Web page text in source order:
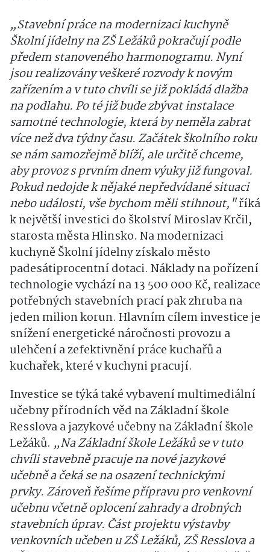
„Stavební práce na modernizaci kuchyně
Školní jídelny na ZŠ Ležáků pokračují podle
předem stanoveného harmonogramu. Nyní
jsou realizovány veškeré rozvody k novým
zařízením a v tuto chvíli se již pokládá dlažba
na podlahu. Po té již bude zbývat instalace
samotné technologie, která by neměla zabrat
více než dva týdny času. Začátek školního roku
se nám samozřejmě blíží, ale určitě chceme,
aby provoz s prvním dnem výuky již fungoval.
Pokud nedojde k nějaké nepředvídané situaci
nebo události, vše bychom měli stihnout,"říká
k největší investici do školství Miroslav Krčil,
starosta města Hlinsko. Na modernizaci
kuchyně Školní jídelny získalo město
padesátiprocentní dotaci. Náklady na pořízení
technologie vychází na 13 500 000 Kč, realizace
potřebných stavebních prací pak zhruba na
jeden milion korun. Hlavním cílem investice je
snížení energetické náročnosti provozu a
ulehčení a zefektivnění práce kuchařů a
kuchařek, které v kuchyni pracují.
Investice se týká také vybavení multimediální
učebny přírodních věd na Základní škole
Resslova a jazykové učebny na Základní škole
Ležáků. „Na Základní škole Ležáků se v tuto
chvíli stavebně pracuje na nové jazykové
učebně a čeká se na osazení technickými
prvky. Zároveň řešíme přípravu pro venkovní
učebnu včetně oplocení zahrady a drobných
stavebních úprav. Část projektu výstavby
venkovních učeben u ZŠ Ležáků, ZŠ Resslova a